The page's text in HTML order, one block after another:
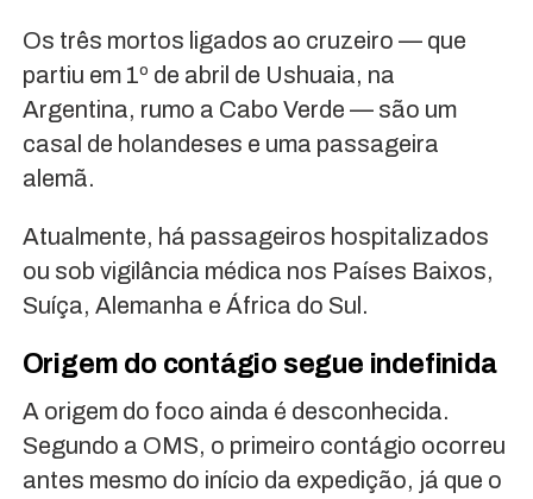
Os três mortos ligados ao cruzeiro — que
partiu em 1º de abril de Ushuaia, na
Argentina, rumo a Cabo Verde — são um
casal de holandeses e uma passageira
alemã.
Atualmente, há passageiros hospitalizados
ou sob vigilância médica nos Países Baixos,
Suíça, Alemanha e África do Sul.
Origem do contágio segue indefinida
A origem do foco ainda é desconhecida.
Segundo a OMS, o primeiro contágio ocorreu
antes mesmo do início da expedição, já que o